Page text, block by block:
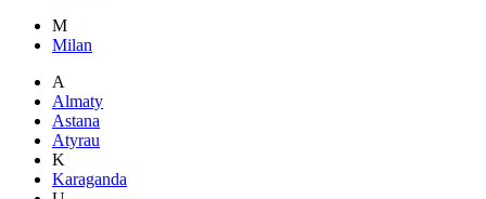
M
Milan
A
Almaty
Astana
Atyrau
K
Karaganda